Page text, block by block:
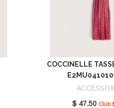
COCCINELLE
$ 47.50 Club